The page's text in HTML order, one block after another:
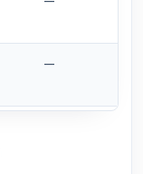
—